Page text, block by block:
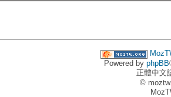
Powered by phpBB
正體中文
©